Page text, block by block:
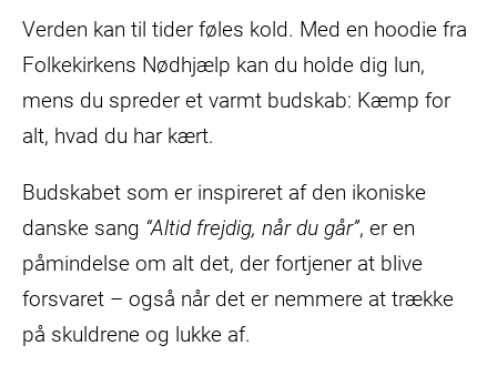
Verden kan til tider føles kold. Med en hoodie fra
Folkekirkens Nødhjælp kan du holde dig lun,
mens du spreder et varmt budskab: Kæmp for
alt, hvad du har kært.
Budskabet som er inspireret af den ikoniske
danske sang “Altid frejdig, når du går”, er en
påmindelse om alt det, der fortjener at blive
forsvaret – også når det er nemmere at trække
på skuldrene og lukke af.